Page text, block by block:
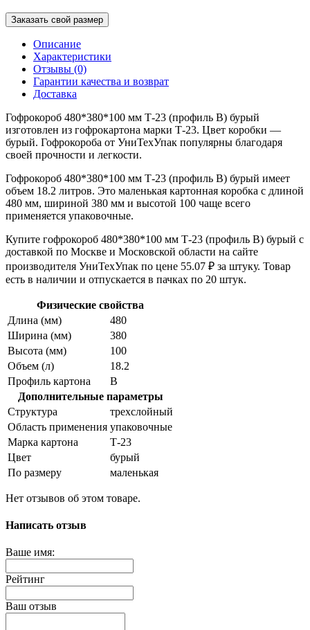
Заказать свой размер
Описание
Характеристики
Отзывы (0)
Гарантии качества и возврат
Доставка
Гофрокороб 480*380*100 мм Т-23 (профиль B) бурый
изготовлен из гофрокартона марки Т-23. Цвет коробки —
бурый. Гофрокороба от УниТехУпак популярны благодаря
своей прочности и легкости.
Гофрокороб 480*380*100 мм Т-23 (профиль B) бурый имеет
объем 18.2 литров. Это маленькая картонная коробка с длиной
480 мм, шириной 380 мм и высотой 100 чаще всего
применяется упаковочные.
Купите гофрокороб 480*380*100 мм Т-23 (профиль B) бурый с
доставкой по Москве и Московской области на сайте
производителя УниТехУпак по цене 55.07 ₽ за штуку. Товар
есть в наличии и отпускается в пачках по 20 штук.
Физические свойства
Длина (мм)
480
Ширина (мм)
380
Высота (мм)
100
Объем (л)
18.2
Профиль картона
В
Дополнительные параметры
Структура
трехслойный
Область применения упаковочные
Марка картона
Т-23
Цвет
бурый
По размеру
маленькая
Нет отзывов об этом товаре.
Написать отзыв
Ваше имя:
Рейтинг
Ваш отзыв